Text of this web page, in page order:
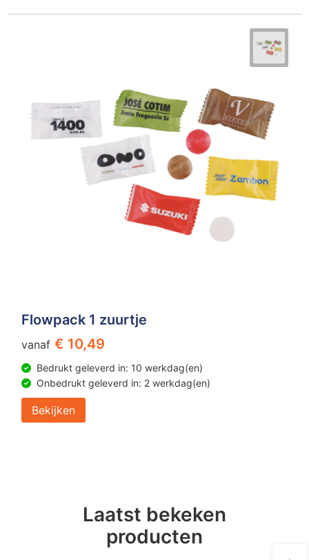
Flowpack 1 zuurtje
vanaf € 10,49
Bedrukt geleverd in: 10 werkdag(en)
Onbedrukt geleverd in: 2 werkdag(en)
Bekijken
Laatst bekeken
producten